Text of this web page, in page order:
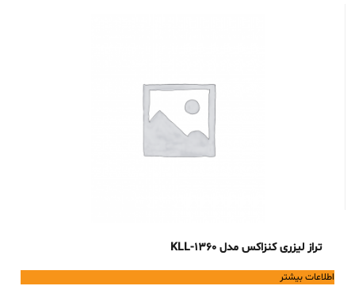
تراز لیزری کنزاکس مدل KLL-1360
اطلاعات بیشتر